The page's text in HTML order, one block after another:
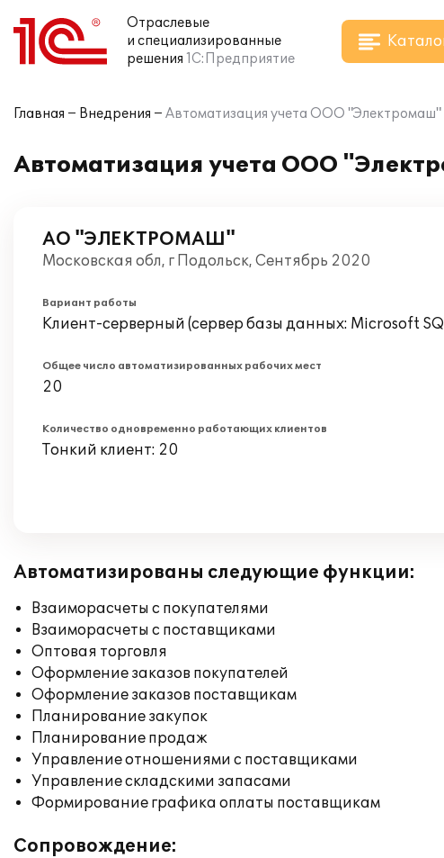
Отраслевые
и специализированные
решения 1С:Предприятие
Главная Внедрения Автоматизация учета ООО "Электромаш"
Автоматизация учета ООО
АО "ЭЛЕКТРОМАШ"
Московская обл, г Подольск, Сентябрь 2020
Вариант работы
Клиент-серверный (сервер базы данных: Microsoft
Общее число автоматизированных рабочих мест
20
Количество одновременно работающих клиентов
Тонкий клиент: 20
Автоматизированы следующие функции:
Взаиморасчеты с покупателями
Взаиморасчеты с поставщиками
Оптовая торговля
Оформление заказов покупателей
Оформление заказов поставщикам
Планирование закупок
Планирование продаж
Управление отношениями с поставщиками
Управление складскими запасами
Формирование графика оплаты поставщикам
Сопровождение: